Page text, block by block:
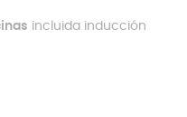
incluida inducción